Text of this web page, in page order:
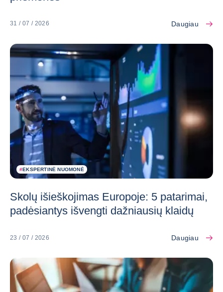
31 / 07 / 2026 Daugiau
#EKSPERTINĖ NUOMONĖ
Skolų išieškojimas Europoje: 5 patarimai,
padėsiantys išvengti dažniausių klaidų
23 / 07 / 2026 Daugiau